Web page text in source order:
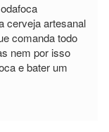
cerveja artesanal
comanda todo
nem por isso
e bater um